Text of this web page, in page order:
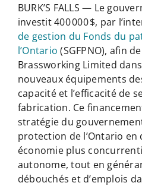
BURK’S FALLS — Le
investit 400 000 $, par
de gestion du Fonds du
l’Ontario (SGFPNO), afin
Brassworking Limited
nouveaux équipements
capacité et l’efficacité de
fabrication. Ce
stratégie du
protection de l’Ontario
économie plus
autonome, tout en
débouchés et d’emplois